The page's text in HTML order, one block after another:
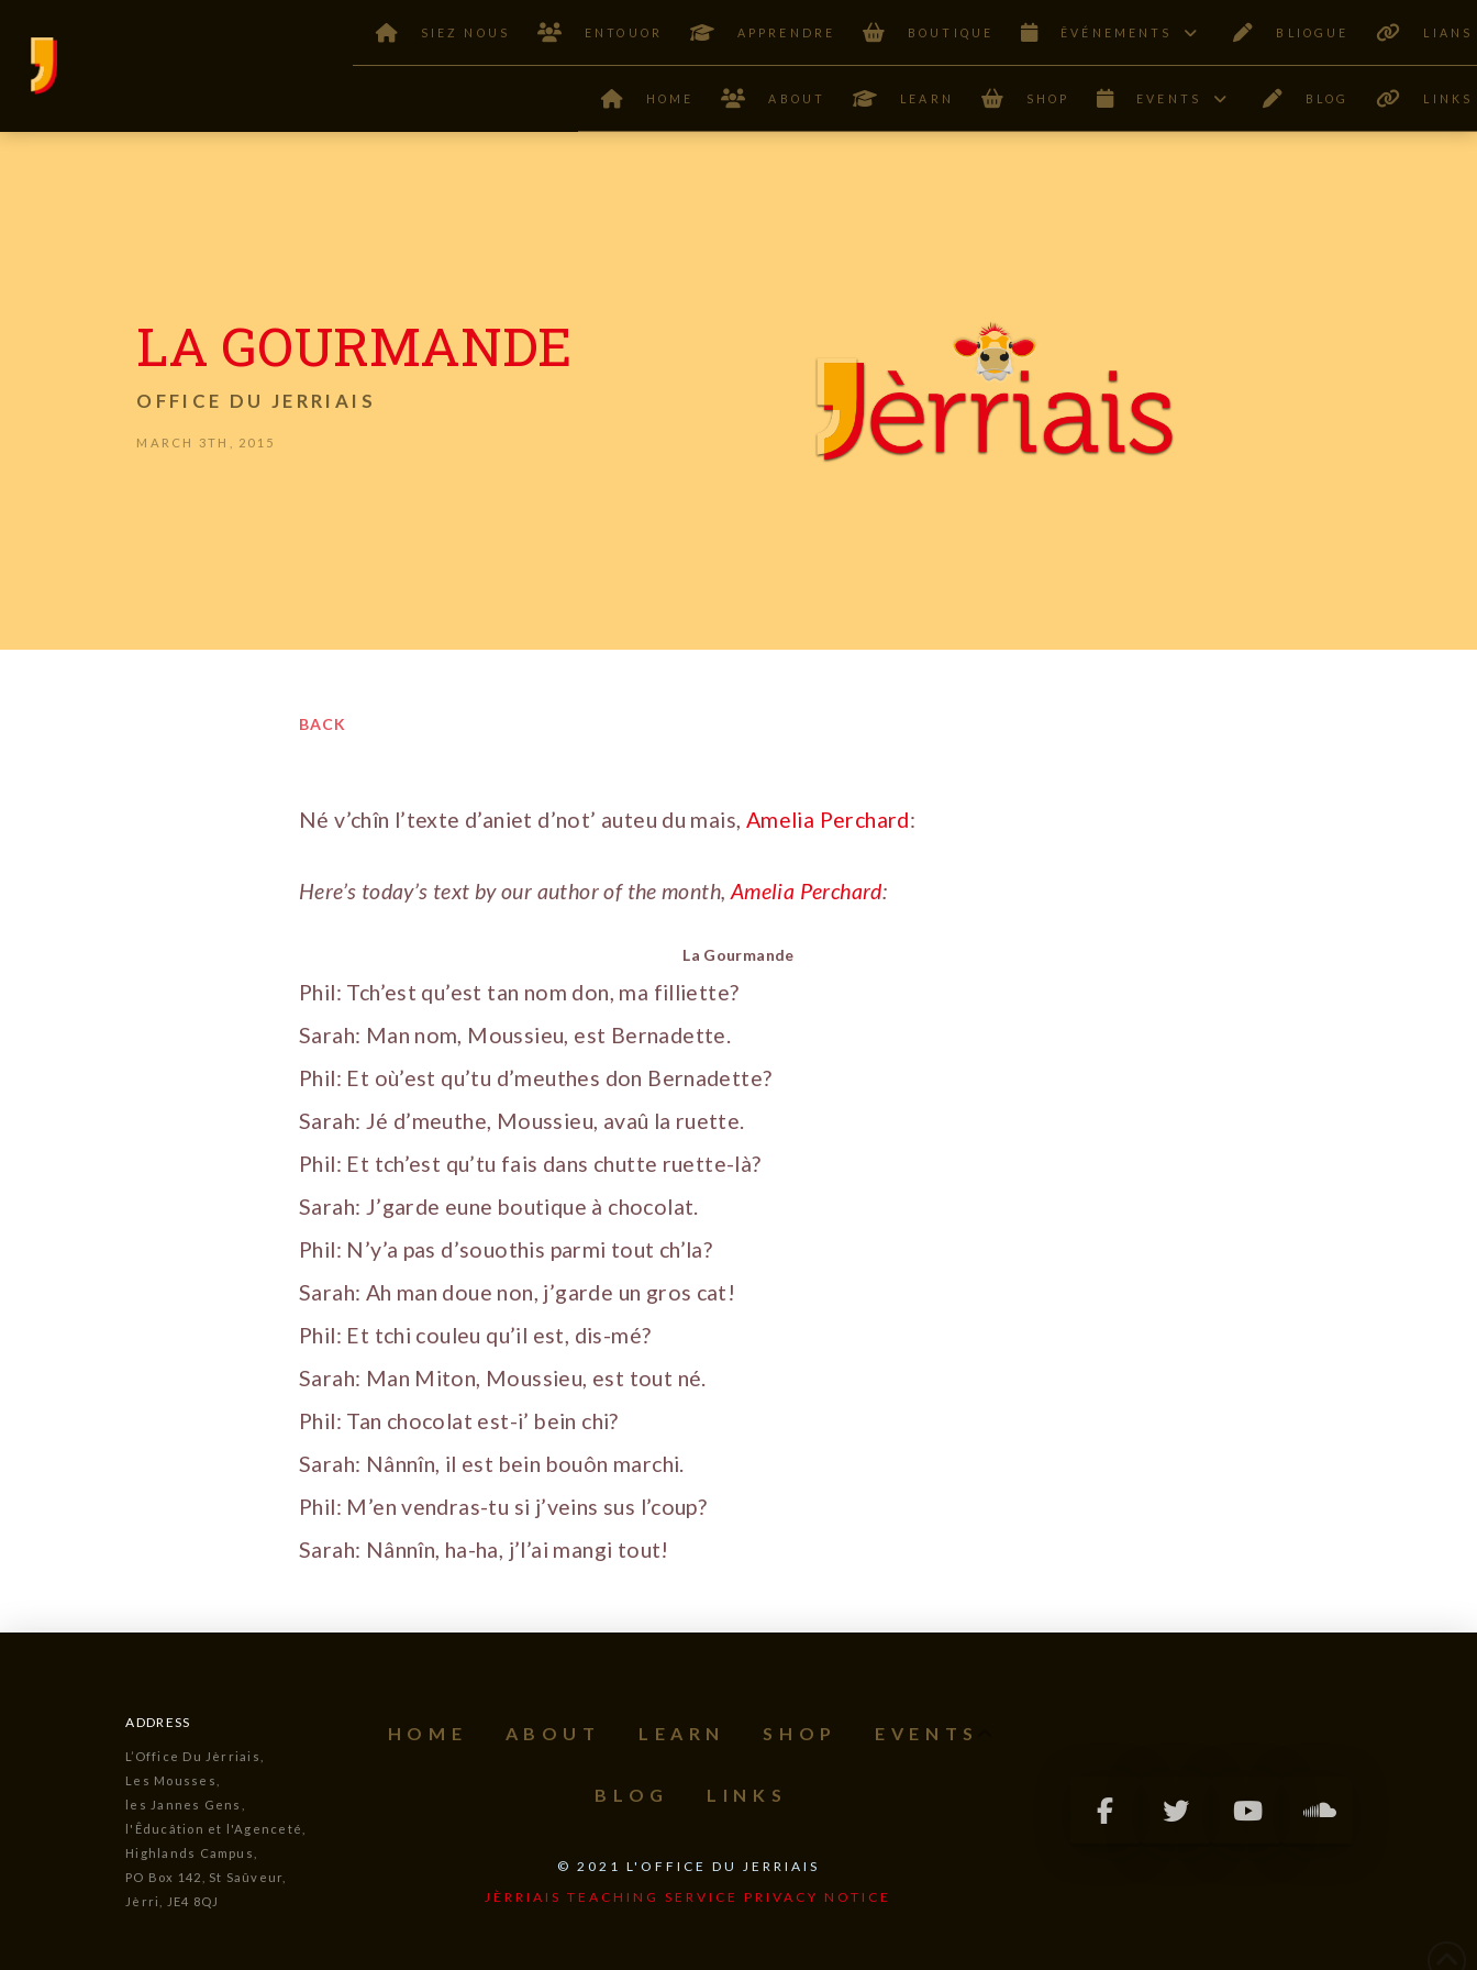
SIEZ NOUS ENTOUOR APPRENDRE BOUTIQUE ÊVÉNEMENTS BLIOGUE LIANS
HOME ABOUT LEARN SHOP EVENTS BLOG LINKS
LA GOURMANDE
OFFICE DU JERRIAIS
MARCH 3TH, 2015
BACK
Né v’chîn l’texte d’aniet d’not’ auteu du mais, Amelia Perchard:
Here’s today’s text by our author of the month, Amelia Perchard:
La Gourmande
Phil: Tch’est qu’est tan nom don, ma filliette?
Sarah: Man nom, Moussieu, est Bernadette.
Phil: Et où’est qu’tu d’meuthes don Bernadette?
Sarah: Jé d’meuthe, Moussieu, avaû la ruette.
Phil: Et tch’est qu’tu fais dans chutte ruette-là?
Sarah: J’garde eune boutique à chocolat.
Phil: N’y’a pas d’souothis parmi tout ch’la?
Sarah: Ah man doue non, j’garde un gros cat!
Phil: Et tchi couleu qu’il est, dis-mé?
Sarah: Man Miton, Moussieu, est tout né.
Phil: Tan chocolat est-i’ bein chi?
Sarah: Nânnîn, il est bein bouôn marchi.
Phil: M’en vendras-tu si j’veins sus l’coup?
Sarah: Nânnîn, ha-ha, j’l’ai mangi tout!
ADDRESS
L’Office Du Jèrriais,
Les Mousses,
les Jannes Gens,
l'Êducâtion et l'Agenceté,
Highlands Campus,
PO Box 142, St Saûveur,
Jèrri, JE4 8QJ
HOME ABOUT LEARN SHOP EVENTS
BLOG LINKS
© 2021 L'OFFICE DU JERRIAIS
JÈRRIAIS TEACHING SERVICE PRIVACY NOTICE